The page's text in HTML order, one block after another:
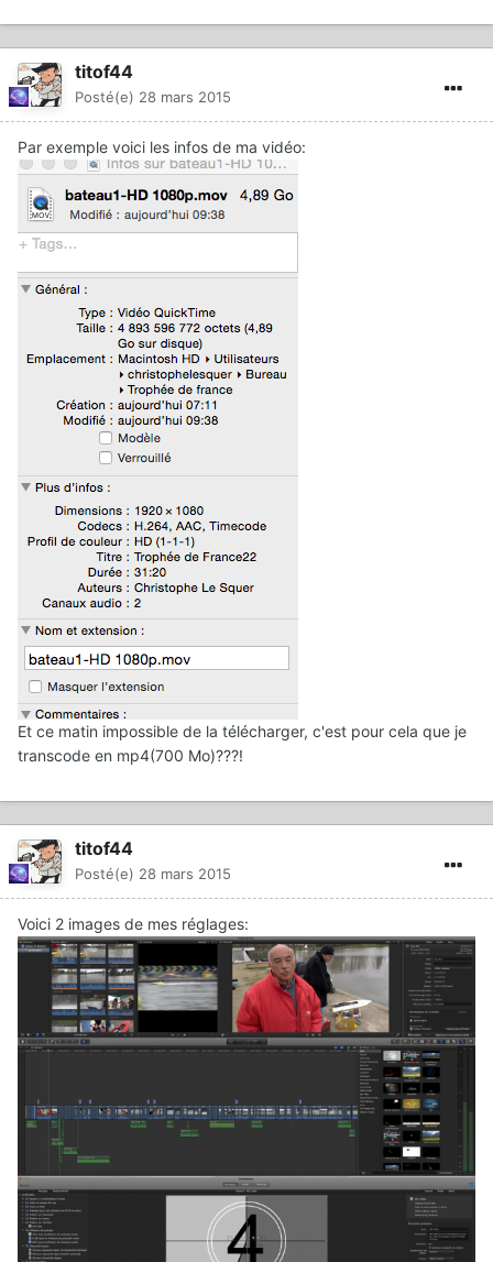
titof44
Posté(e) 28 mars 2015
Par exemple voici les infos de ma vidéo:
Et ce matin impossible de la télécharger, c'est pour cela que je
transcode en mp4(700 Mo)???!
titof44
Posté(e) 28 mars 2015
Voici 2 images de mes réglages: